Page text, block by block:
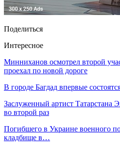
Поделиться
Интересное
Минниханов осмотрел второй
проехал по новой дороге
В городе Багдад впервые
Заслуженный артист Татарстана
во второй раз
Погибшего в Украине военного
кладбище в…